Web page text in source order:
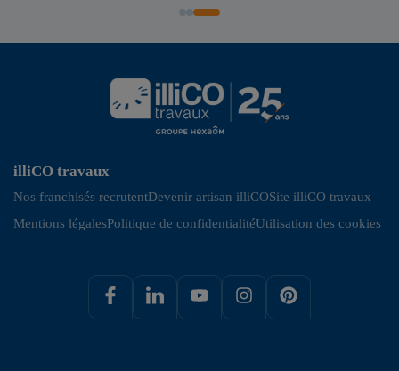
illiCO travaux
Nos franchisés recrutentDevenir artisan illiCOSite illiCO travaux
Mentions légalesPolitique de confidentialitéUtilisation des cookies